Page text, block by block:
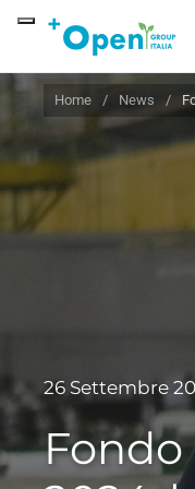
Skip to main content
Home News
26 Settembre
Fondo